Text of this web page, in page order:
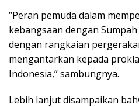
“Peran pemuda dalam
kebangsaan dengan
dengan rangkaian
mengantarkan kepada
Indonesia,” sambungnya.
Lebih lanjut disampaikan